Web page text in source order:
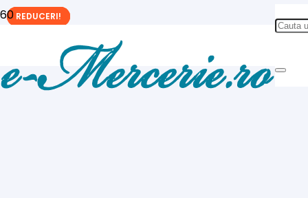
REDUCERI!
REDUCERI!
REDUCERI!